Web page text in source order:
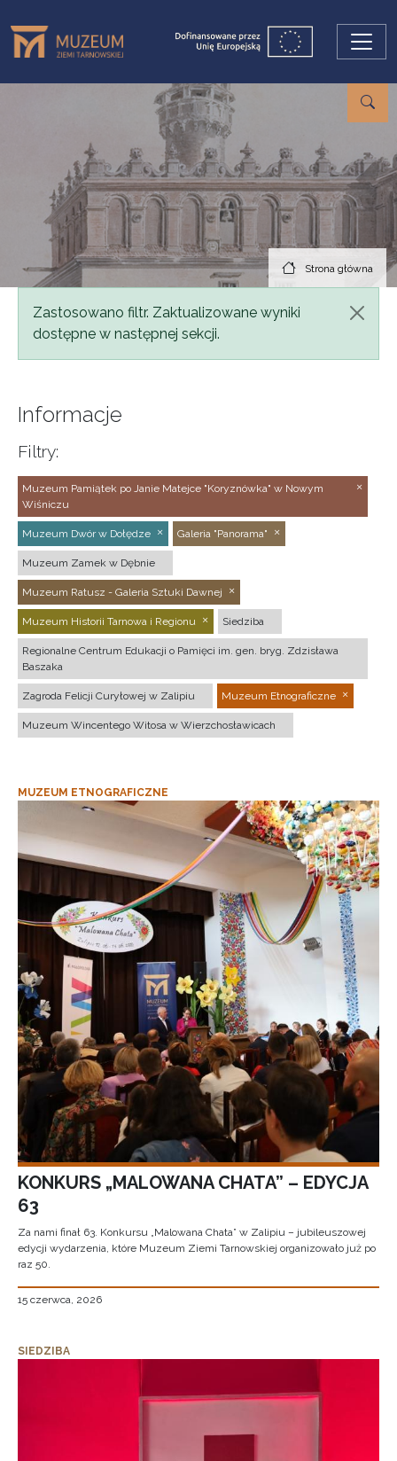
Strona główna
Komunikat
Zastosowano filtr. Zaktualizowane wyniki
dostępne w następnej sekcji.
Informacje
Filtry:
Muzeum Pamiątek po Janie Matejce "Koryznówka" w Nowym
Wiśniczu
Muzeum Dwór w Dołędze Galeria "Panorama"
Muzeum Zamek w Dębnie
Muzeum Ratusz - Galeria Sztuki Dawnej
Muzeum Historii Tarnowa i Regionu Siedziba
Regionalne Centrum Edukacji o Pamięci im. gen. bryg. Zdzisława
Baszaka
Zagroda Felicji Curyłowej w Zalipiu Muzeum Etnograficzne
Muzeum Wincentego Witosa w Wierzchosławicach
MUZEUM ETNOGRAFICZNE
KONKURS „MALOWANA CHATA” – EDYCJA
63
Za nami finał 63. Konkursu „Malowana Chata” w Zalipiu – jubileuszowej
edycji wydarzenia, które Muzeum Ziemi Tarnowskiej organizowało już po
raz 50.
15 czerwca, 2026
SIEDZIBA